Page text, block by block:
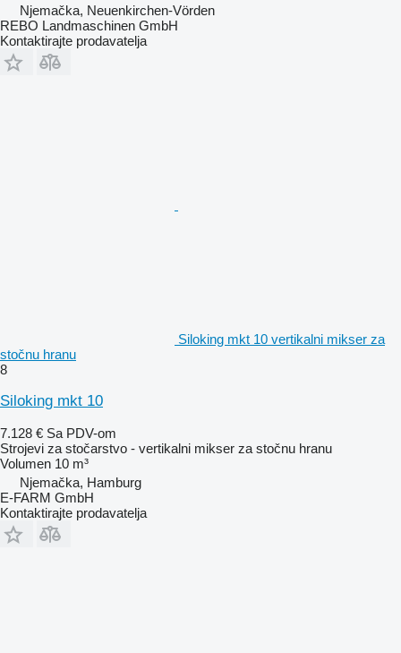
Njemačka, Neuenkirchen-Vörden
REBO Landmaschinen GmbH
Kontaktirajte prodavatelja
Siloking mkt 10 vertikalni mikser za
stočnu hranu
8
Siloking mkt 10
7.128 € Sa PDV-om
Strojevi za stočarstvo - vertikalni mikser za stočnu hranu
Volumen 10 m³
Njemačka, Hamburg
E-FARM GmbH
Kontaktirajte prodavatelja